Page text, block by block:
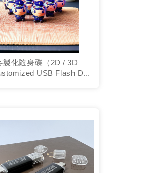
製化隨身碟（2D / 3D
Customized USB Flash D...